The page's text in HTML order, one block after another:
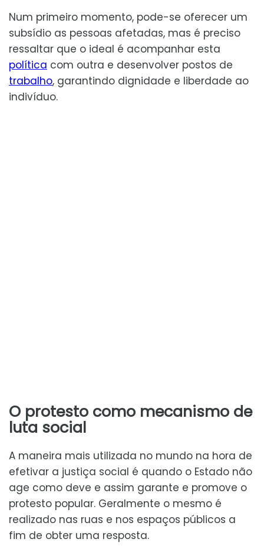
Num primeiro momento, pode-se oferecer um
subsídio as pessoas afetadas, mas é preciso
ressaltar que o ideal é acompanhar esta
política com outra e desenvolver postos de
trabalho, garantindo dignidade e liberdade ao
indivíduo.
O protesto como mecanismo de
luta social
A maneira mais utilizada no mundo na hora de
efetivar a justiça social é quando o Estado não
age como deve e assim garante e promove o
protesto popular. Geralmente o mesmo é
realizado nas ruas e nos espaços públicos a
fim de obter uma resposta.